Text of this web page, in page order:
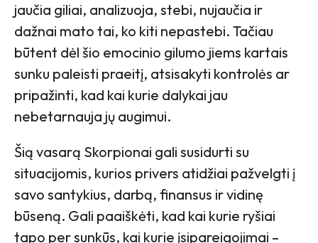
jaučia giliai, analizuoja, stebi, nujaučia ir
dažnai mato tai, ko kiti nepastebi. Tačiau
būtent dėl šio emocinio gilumo jiems kartais
sunku paleisti praeitį, atsisakyti kontrolės ar
pripažinti, kad kai kurie dalykai jau
nebetarnauja jų augimui.
Šią vasarą Skorpionai gali susidurti su
situacijomis, kurios privers atidžiai pažvelgti į
savo santykius, darbą, finansus ir vidinę
būseną. Gali paaiškėti, kad kai kurie ryšiai
tapo per sunkūs, kai kurie įsipareigojimai –